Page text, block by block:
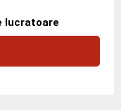
lucratoare